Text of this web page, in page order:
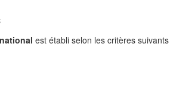
est établi selon les critères